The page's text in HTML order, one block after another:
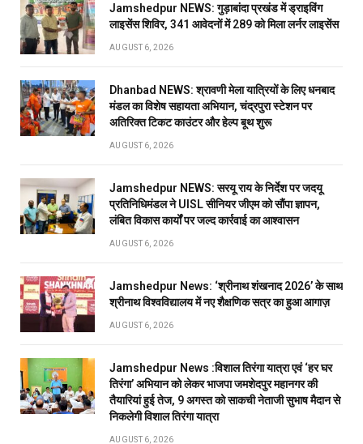
Jamshedpur NEWS: गुड़ाबांदा प्रखंड में ड्राइविंग
लाइसेंस शिविर, 341 आवेदनों में 289 को मिला लर्नर लाइसेंस
AUGUST 6, 2026
Dhanbad NEWS: श्रावणी मेला यात्रियों के लिए धनबाद
मंडल का विशेष सहायता अभियान, चंद्रपुरा स्टेशन पर
अतिरिक्त टिकट काउंटर और हेल्प बूथ शुरू
AUGUST 6, 2026
Jamshedpur NEWS: सरयू राय के निर्देश पर जदयू
प्रतिनिधिमंडल ने UISL सीनियर जीएम को सौंपा ज्ञापन,
लंबित विकास कार्यों पर जल्द कार्रवाई का आश्वासन
AUGUST 6, 2026
Jamshedpur News: ‘श्रीनाथ शंखनाद 2026’ के साथ
श्रीनाथ विश्वविद्यालय में नए शैक्षणिक सत्र का हुआ आगाज़
AUGUST 6, 2026
Jamshedpur News :विशाल तिरंगा यात्रा एवं ‘हर घर
तिरंगा’ अभियान को लेकर भाजपा जमशेदपुर महानगर की
तैयारियां हुई तेज, 9 अगस्त को साकची नेताजी सुभाष मैदान से
निकलेगी विशाल तिरंगा यात्रा
AUGUST 6, 2026